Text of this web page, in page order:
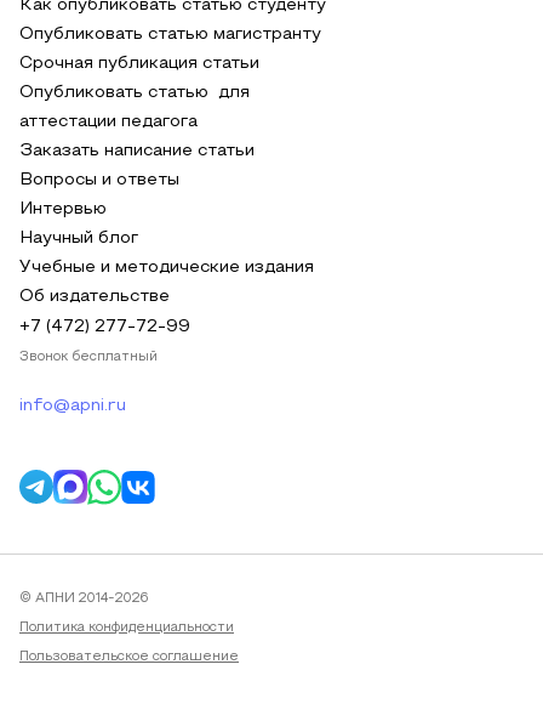
Как опубликовать статью студенту
Опубликовать статью магистранту
Срочная публикация статьи
Опубликовать статью для
аттестации педагога
Заказать написание статьи
Вопросы и ответы
Интервью
Научный блог
Учебные и методические издания
Об издательстве
+7 (472) 277-72-99
Звонок бесплатный
info@apni.ru
© АПНИ 2014-2026
Политика конфиденциальности
Пользовательское соглашение